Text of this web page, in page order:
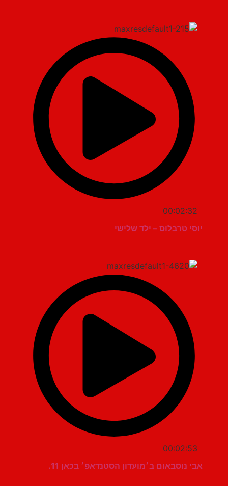
00:02:32
יוסי טרבלוס – ילד שלישי
00:02:53
אבי נוסבאום ב׳מועדון הסטנדאפ׳ בכאן 11.